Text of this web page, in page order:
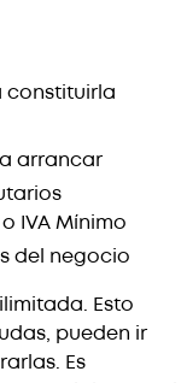
constituirla
arrancar
IVA Mínimo
del negocio
Esto
pueden ir
Es